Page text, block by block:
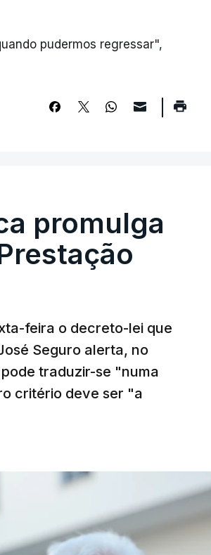
pudermos regressar",
promulga
feira o decreto-lei que
Seguro alerta, no
traduzir-se "numa
critério deve ser "a